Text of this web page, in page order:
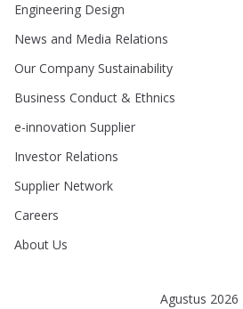
Engineering Design
News and Media Relations
Our Company Sustainability
Business Conduct & Ethnics
e-innovation Supplier
Investor Relations
Supplier Network
Careers
About Us
Agustus 2026